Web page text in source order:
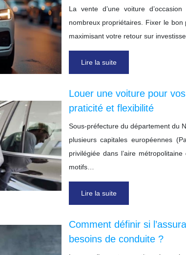
La vente d’une voiture
nombreux propriétaires. Fixer le
maximisant votre retour sur
Lire la suite
Louer une voiture pour
praticité et flexibilité
Sous-préfecture du département du
plusieurs capitales européennes
privilégiée dans l’aire
motifs…
Lire la suite
Comment définir si
besoins de conduite ?